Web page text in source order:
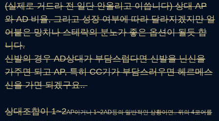
(실제로 거드라 전 일단 안올리고 이씁니다) 상대 AP
와 AD 비율, 그리고 성장 여부에 따라 달라지겠지만 얼
어붙은 망치나 스테락의 분노가 좋은 옵션이 될듯 합
니다.
신발의 경우 AD상대가 부담스럽다면 신발을 닌신을
가주면 되고 AP, 특히 CC기가 부담스러우면 헤르메스
신을 가면 되겠구요..
상대조합이 1~2AP이거나 1~2AD등의 일반적인 상황이면.. 위의 4코어를